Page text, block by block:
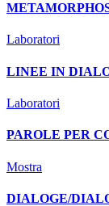
Laboratori
LINEE IN
Laboratori
PAROLE PER
Mostra
DIALOGE/